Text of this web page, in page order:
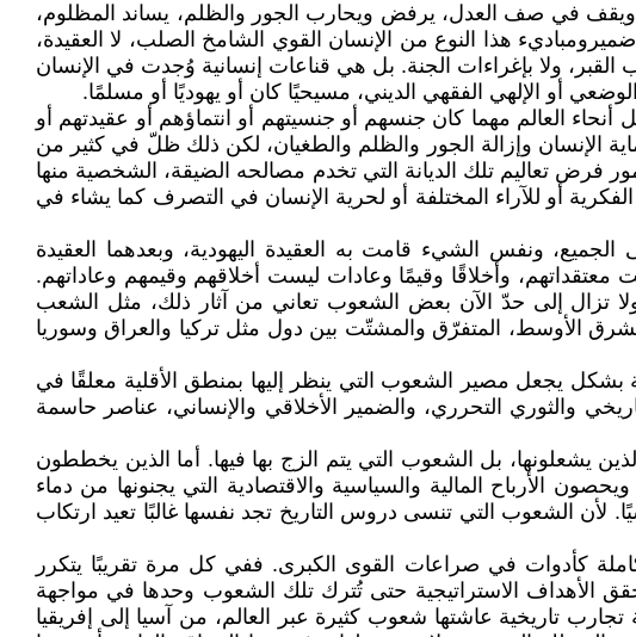
ويقف في صف العدل، يرفض ويحارب الجور والظلم، يساند المظلوم،
هذا النوع من الإنسان القوي الشامخ الصلب، لا العقيدة،
القبر، ولا بإغراءات الجنة. بل هي قناعات إنسانية وُجدت في الإنسان
أو الإلهي الفقهي الديني، مسيحيًا كان أو يهوديًا أو مسلمًا.
العالم مهما كان جنسهم أو جنسيتهم أو انتماؤهم أو عقيدتهم أو
الإنسان وإزالة الجور والظلم والطغيان، لكن ذلك ظلّ في كثير من
فرض تعاليم تلك الديانة التي تخدم مصالحه الضيقة، الشخصية منها
أو للآراء المختلفة أو لحرية الإنسان في التصرف كما يشاء في
ونفس الشيء قامت به العقيدة اليهودية، وبعدهما العقيدة
وأخلاقًا وقيمًا وعادات ليست أخلاقهم وقيمهم وعاداتهم.
ولا تزال إلى حدّ الآن بعض الشعوب تعاني من آثار ذلك، مثل الشعب
الأوسط، المتفرّق والمشتّت بين دول مثل تركيا والعراق وسوريا
بشكل يجعل مصير الشعوب التي ينظر إليها بمنطق الأقلية معلقًا في
والثوري التحرري، والضمير الأخلاقي والإنساني، عناصر حاسمة
يشعلونها، بل الشعوب التي يتم الزج بها فيها. أما الذين يخططون
الأرباح المالية والسياسية والاقتصادية التي يجنونها من دماء
لأن الشعوب التي تنسى دروس التاريخ تجد نفسها غالبًا تعيد ارتكاب
كأدوات في صراعات القوى الكبرى. ففي كل مرة تقريبًا يتكرر
الأهداف الاستراتيجية حتى تُترك تلك الشعوب وحدها في مواجهة
تاريخية عاشتها شعوب كثيرة عبر العالم، من آسيا إلى إفريقيا